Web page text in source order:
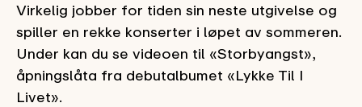
Virkelig jobber for tiden sin neste utgivelse og
spiller en rekke konserter i løpet av sommeren.
Under kan du se videoen til «Storbyangst»,
åpningslåta fra debutalbumet «Lykke Til I
Livet».